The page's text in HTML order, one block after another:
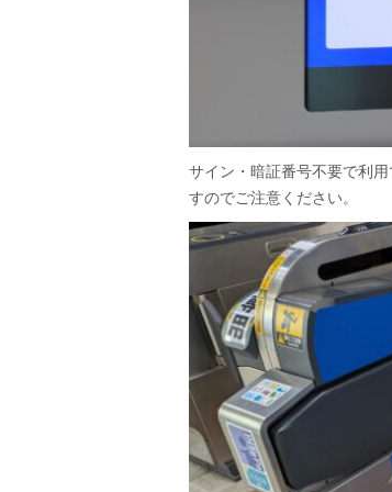
サイン・暗証番号不要で利
すのでご注意ください。